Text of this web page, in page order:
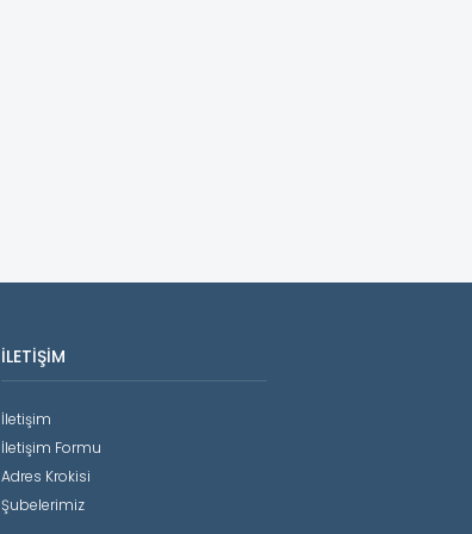
İLETIŞIM
İletişim
İletişim Formu
Adres Krokisi
Şubelerimiz